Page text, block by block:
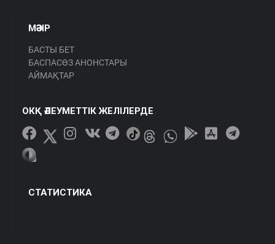
МӘЗІР
БАСТЫ БЕТ
БАСПАСӨЗ АНОНСТАРЫ
АЙМАҚТАР
ОКҚ ӘЛЕУМЕТТІК ЖЕЛІЛЕРДЕ
СТАТИСТИКА